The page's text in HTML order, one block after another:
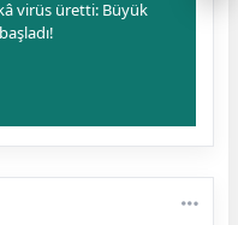
virüs üretti: Büyük